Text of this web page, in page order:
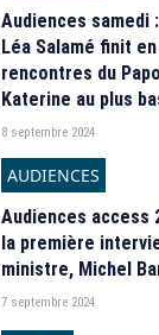
Audiences samedi
Léa Salamé finit
rencontres du
Katerine au plus
8 septembre 2024
AUDIENCES
Audiences access
la première
ministre, Michel
7 septembre 2024